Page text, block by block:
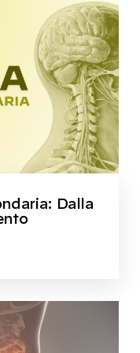
Dalla